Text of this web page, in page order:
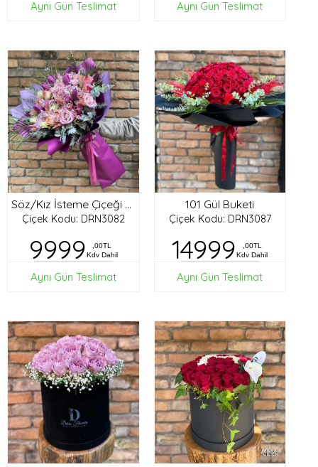
Aynı Gün Teslimat Aynı Gün Teslimat
Söz/Kız İsteme Çiçeği Buketi
Çiçek Kodu: DRN3082
9999
,00TL
Kdv Dahil
Aynı Gün Teslimat
101 Gül Buketi
Çiçek Kodu: DRN3087
14999
,00TL
Kdv Dahil
Aynı Gün Teslimat